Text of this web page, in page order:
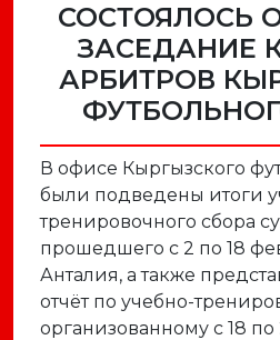
СОСТОЯЛОСЬ
ЗАСЕДАНИЕ
АРБИТРОВ
В офисе Кыргызского
были подведены итоги
тренировочного сбора
прошедшего с 2 по 18
Анталия, а также
отчёт по учебно-
организованному с 18